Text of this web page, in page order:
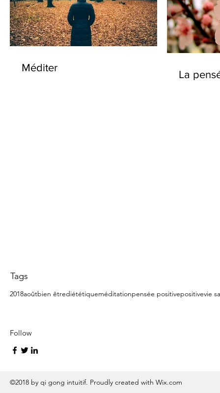
Méditer
La
Tags
2018aoûtbien êtrediététiqueméditationpensée positivepositivevie
Follow
©2018 by qi gong intuitif. Proudly created with Wix.com